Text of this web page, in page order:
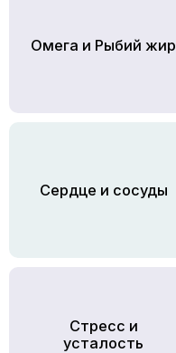
Омега и Рыбий жир
Сердце и сосуды
Стресс и
усталость